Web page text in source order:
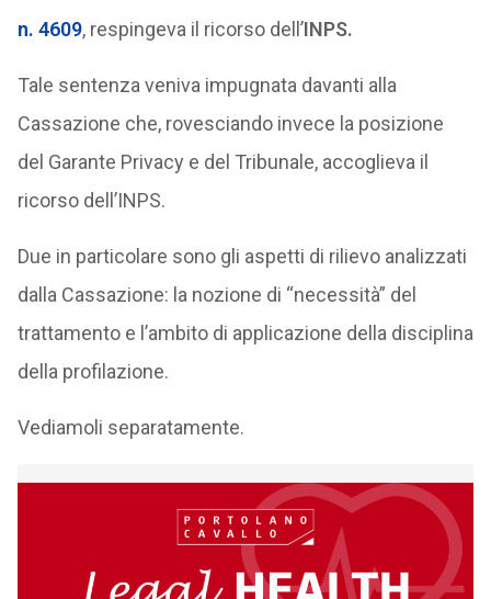
n. 4609, respingeva il ricorso dell’INPS.
Tale sentenza veniva impugnata davanti alla
Cassazione che, rovesciando invece la posizione
del Garante Privacy e del Tribunale, accoglieva il
ricorso dell’INPS.
Due in particolare sono gli aspetti di rilievo analizzati
dalla Cassazione: la nozione di “necessità” del
trattamento e l’ambito di applicazione della disciplina
della profilazione.
Vediamoli separatamente.